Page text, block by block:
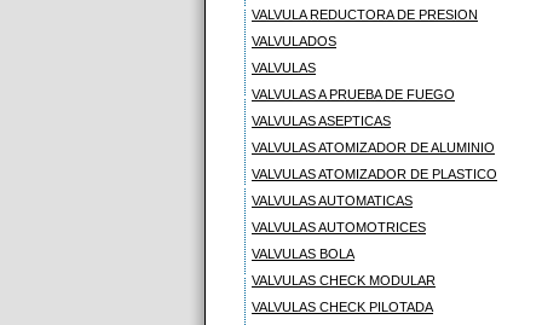
VALVULA REDUCTORA DE PRESION
VALVULADOS
VALVULAS
VALVULAS A PRUEBA DE FUEGO
VALVULAS ASEPTICAS
VALVULAS ATOMIZADOR DE ALUMINIO
VALVULAS ATOMIZADOR DE PLASTICO
VALVULAS AUTOMATICAS
VALVULAS AUTOMOTRICES
VALVULAS BOLA
VALVULAS CHECK MODULAR
VALVULAS CHECK PILOTADA